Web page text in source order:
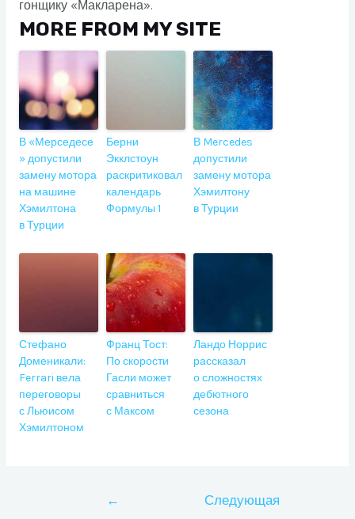
гонщику «Макларена».
MORE FROM MY SITE
В «Мерседесе
» допустили
замену мотора
на машине
Хэмилтона
в Турции
Берни
Экклстоун
раскритиковал
календарь
Формулы 1
В Mercedes
допустили
замену мотора
Хэмилтону
в Турции
Стефано
Доменикали:
Ferrari вела
переговоры
с Льюисом
Хэмилтоном
Франц Тост:
По скорости
Гасли может
сравниться
с Максом
Ландо Норрис
рассказал
о сложностях
дебютного
сезона
←
Следующая